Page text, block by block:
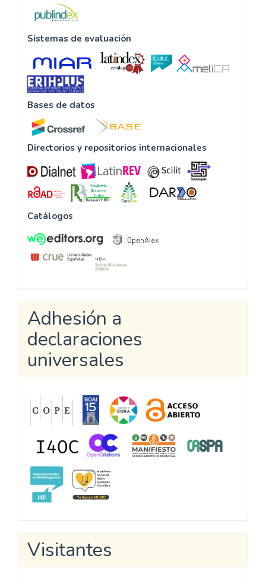
Sistemas de evaluación
Bases de datos
Directorios y repositorios internacionales
Catálogos
Adhesión a
declaraciones
universales
Visitantes